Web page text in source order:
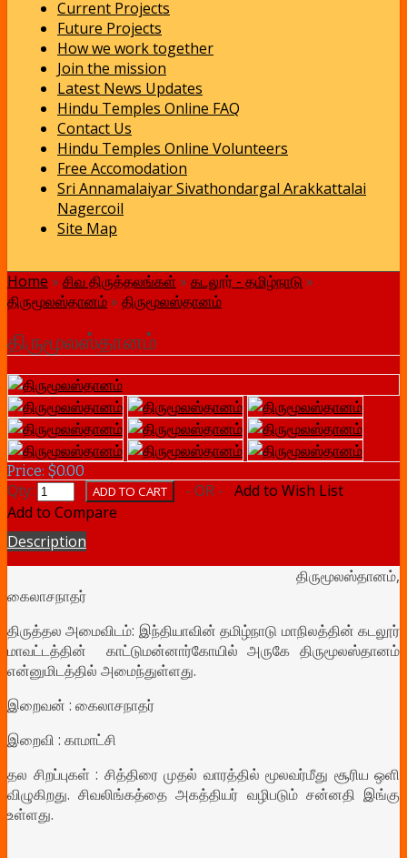
Current Projects
Future Projects
How we work together
Join the mission
Latest News Updates
Hindu Temples Online FAQ
Contact Us
Hindu Temples Online Volunteers
Free Accomodation
Sri Annamalaiyar Sivathondargal Arakkattalai
Nagercoil
Site Map
Home » சிவ திருத்தலங்கள் » கடலூர் - தமிழ்நாடு »
திருமூலஸ்தானம்» திருமூலஸ்தானம்
திருமூலஸ்தானம்
Price: $0.00
Qty: - OR - Add to Wish List
Add to Compare
Description
திருமூலஸ்தானம்,
கைலாசநாதர்
திருத்தல அமைவிடம்: இந்தியாவின் தமிழ்நாடு மாநிலத்தின் கடலூர்
மாவட்டத்தின் காட்டுமன்னார்கோயில் அருகே திருமூலஸ்தானம்
என்னுமிடத்தில் அமைந்துள்ளது.
இறைவன் : கைலாசநாதர்
இறைவி : காமாட்சி
தல சிறப்புகள் : சித்திரை முதல் வாரத்தில் மூலவர்மீது சூரிய ஒளி
விழுகிறது. சிவலிங்கத்தை அகத்தியர் வழிபடும் சன்னதி இங்கு
உள்ளது.